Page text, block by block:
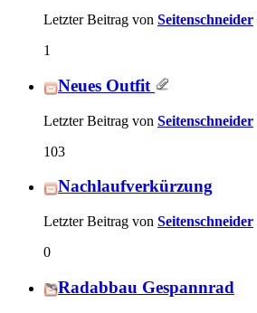
Letzter Beitrag von Seitenschneider
1
Neues Outfit
Letzter Beitrag von Seitenschneider
103
Nachlaufverkürzung
Letzter Beitrag von Seitenschneider
0
Radabbau Gespannrad